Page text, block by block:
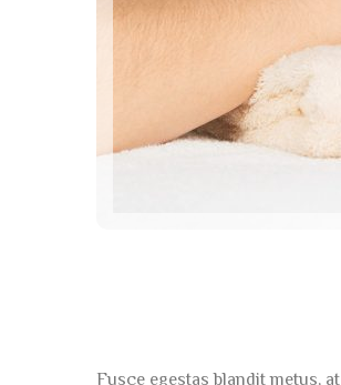
Fusce egestas blandit metus,